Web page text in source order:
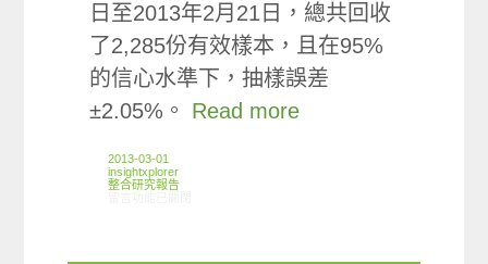
日至2013年2月21日，總共回收
了2,285份有效樣本，且在95%
的信心水準下，抽樣誤差
±2.05%。 Read more
2013-03-01
insightxplorer
整合研究報告